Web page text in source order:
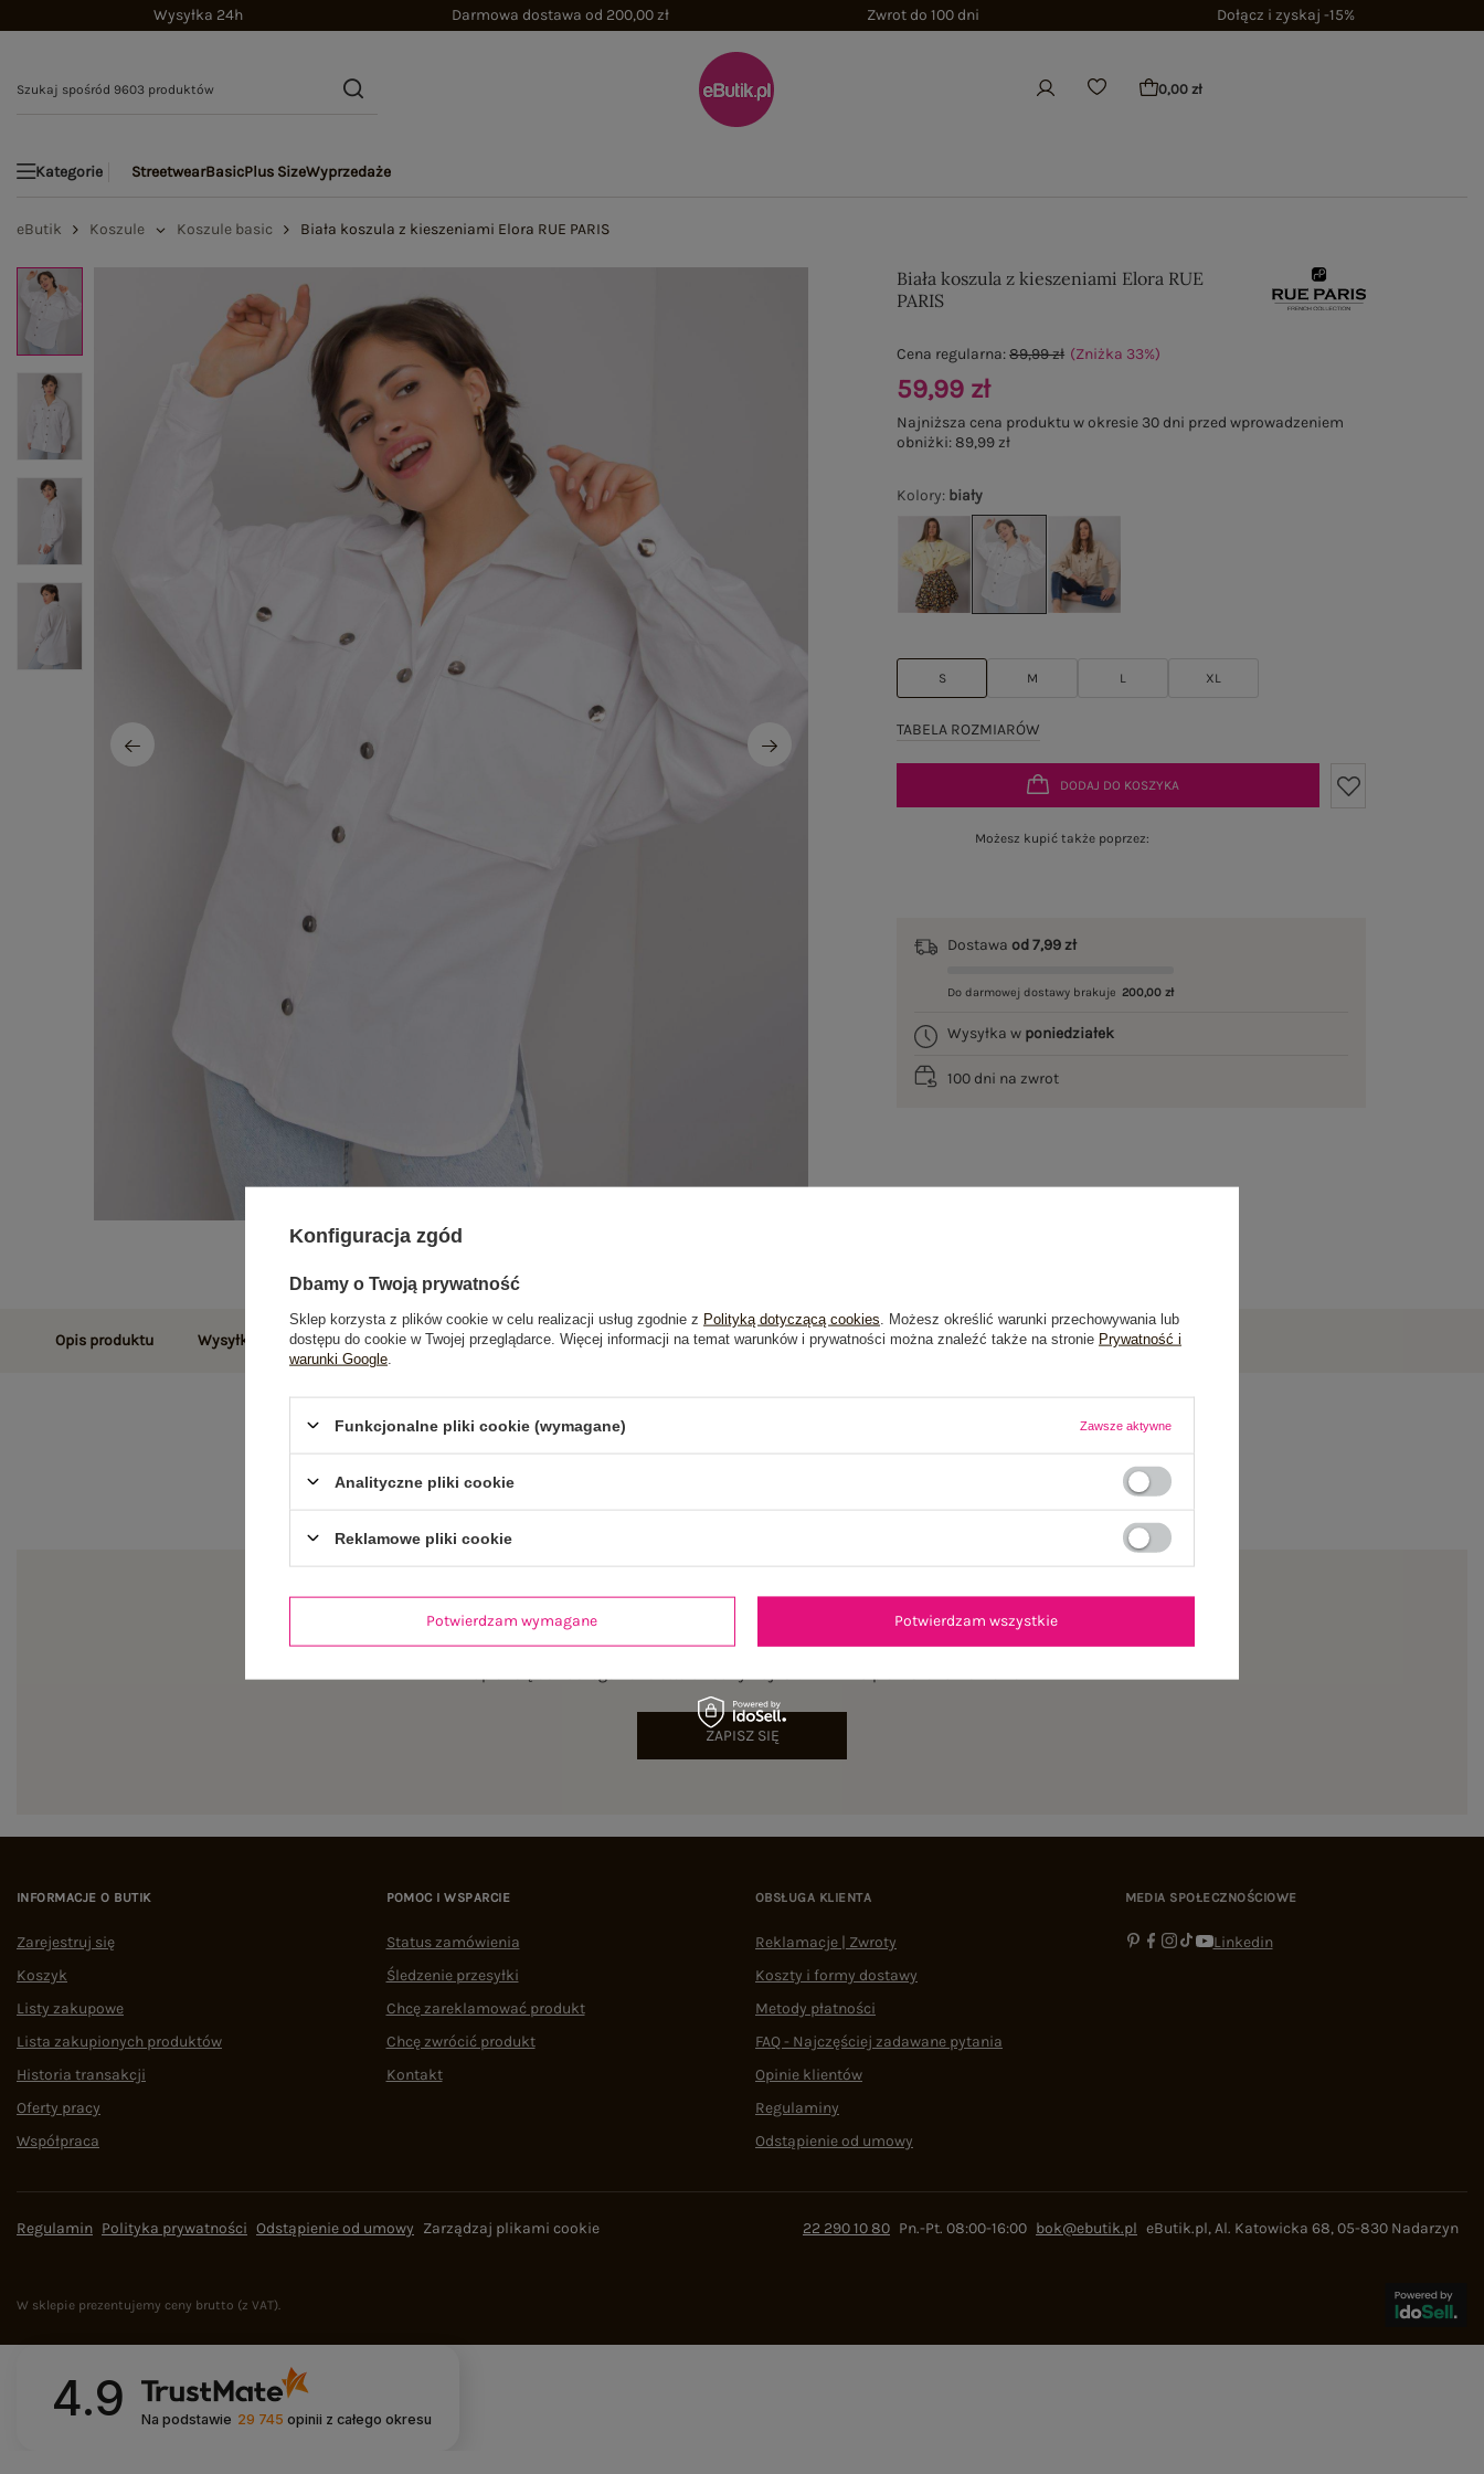
Wysyłka 24h Darmowa dostawa od 200,00 zł Zwrot do 100 dni Dołącz i zyskaj -15%
0,00 zł
Kategorie StreetwearBasicPlus SizeWyprzedaże
eButik Koszule Koszule basic Biała koszula z kieszeniami Elora RUE PARIS
Biała koszula z kieszeniami Elora RUE
PARIS
Kolory: biały
S M L XL
TABELA ROZMIARÓW
Cena regularna:89,99 zł (Zniżka 33%)
59,99 zł
Najniższa cena produktu w okresie 30 dni przed wprowadzeniem
obniżki: 89,99 zł
DODAJ DO KOSZYKA
Możesz kupić także poprzez:
Dostawaod 7,99 zł
Do darmowej dostawy brakuje 200,00 zł
Wysyłka w poniedziałek
100 dni na zwrot
Opis produktu Wysyłka i dostawa Zwroty i reklamacje Opinie o produkcie(0)
ZAPISZ SIĘ
INFORMACJE O BUTIK
Zarejestruj się
Koszyk
Listy zakupowe
Lista zakupionych produktów
Historia transakcji
Oferty pracy
Współpraca
POMOC I WSPARCIE
Status zamówienia
Śledzenie przesyłki
Chcę zareklamować produkt
Chcę zwrócić produkt
Kontakt
OBSŁUGA KLIENTA
Reklamacje | Zwroty
Koszty i formy dostawy
Metody płatności
FAQ - Najczęściej zadawane pytania
Opinie klientów
Regulaminy
Odstąpienie od umowy
MEDIA SPOŁECZNOŚCIOWE
Linkedin
Regulamin Polityka prywatności Odstąpienie od umowy Zarządzaj plikami cookie 22 290 10 80 Pn.-Pt. 08:00-16:00 bok@ebutik.pl eButik.pl,Al. Katowicka 68,05-830 Nadarzyn
W sklepie prezentujemy ceny brutto (z VAT).
4.9 Na podstawie 29 745 opinii z całego okresu
Konfiguracja zgód
Dbamy o Twoją prywatność
Sklep korzysta z plików cookie w celu realizacji usług zgodnie z Polityką dotyczącą cookies . Możesz określić warunki przechowywania lub
dostępu do cookie w Twojej przeglądarce. Więcej informacji na temat warunków i prywatności można znaleźć także na stronie Prywatność i
warunki Google
Funkcjonalne pliki cookie (wymagane) Zawsze aktywne
Analityczne pliki cookie
Reklamowe pliki cookie
Potwierdzam wymagane Potwierdzam wszystkie